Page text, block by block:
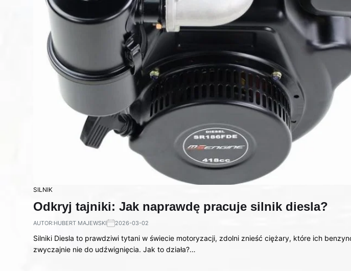
SILNIK
Odkryj tajniki: Jak naprawdę pracuje silnik diesla?
AUTOR:HUBERT MAJEWSKI 2026-03-02
Silniki Diesla to prawdziwi tytani w świecie motoryzacji, zdolni znieść ciężary, które ich
zwyczajnie nie do udźwignięcia. Jak to działa?…